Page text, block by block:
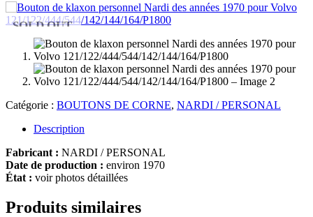
SOLD OUT
Catégorie : BOUTONS DE CORNE, NARDI / PERSONAL
Description
Fabricant : NARDI / PERSONAL
Date de production : environ 1970
État : voir photos détaillées
Produits similaires